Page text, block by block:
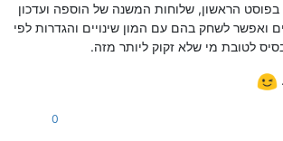
הראשון, שלוחות המשנה של הוספה ועדכון
ואפשר לשחק בהם עם המון שינויים והגדרות לפי
לטובת מי שלא זקוק ליותר מזה.
0